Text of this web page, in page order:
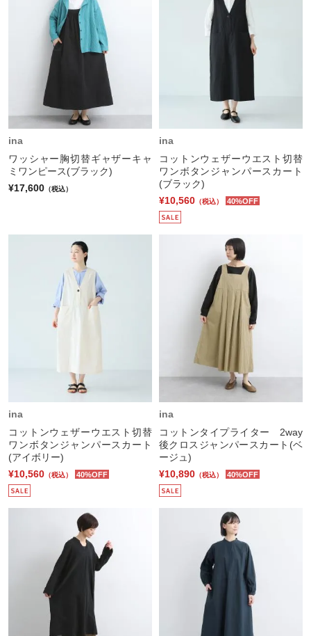
ina
ワッシャー胸切替ギャザーキャ
ミワンピース(ブラック)
¥17,600 （税込）
ina
コットンウェザーウエスト切替
ワンボタンジャンパースカート
(ブラック)
¥10,560 （税込） 40%OFF
ina
コットンウェザーウエスト切替
ワンボタンジャンパースカート
(アイボリー)
¥10,560 （税込） 40%OFF
ina
コットンタイプライター 2way
後クロスジャンパースカート(ベ
ージュ)
¥10,890 （税込） 40%OFF